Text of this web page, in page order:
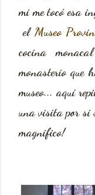
mi me tocó esa
el Museo
cocina
monasterio que
museo... aquí
una visita por si
magnifico!